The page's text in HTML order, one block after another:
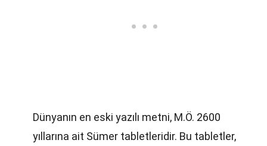
Dünyanın en eski yazılı metni, M.Ö. 2600
yıllarına ait Sümer tabletleridir. Bu tabletler,